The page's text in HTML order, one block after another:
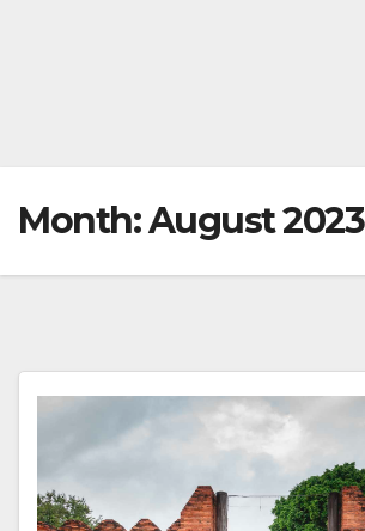
Month:August 2023